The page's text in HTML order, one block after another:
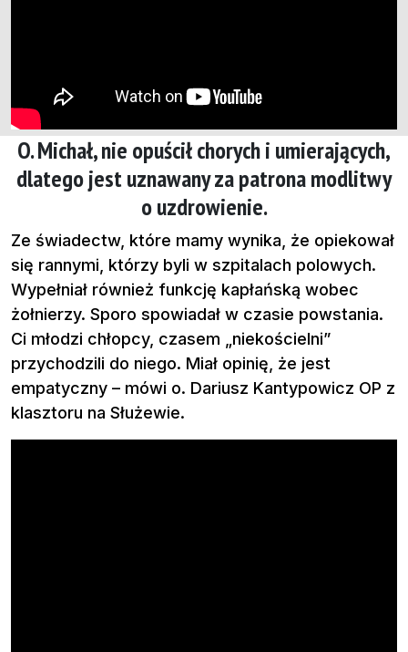
O. Michał, nie opuścił chorych i umierających,
dlatego jest uznawany za patrona modlitwy
o uzdrowienie.
Ze świadectw, które mamy wynika, że opiekował
się rannymi, którzy byli w szpitalach polowych.
Wypełniał również funkcję kapłańską wobec
żołnierzy. Sporo spowiadał w czasie powstania.
Ci młodzi chłopcy, czasem „niekościelni”
przychodzili do niego. Miał opinię, że jest
empatyczny – mówi o. Dariusz Kantypowicz OP z
klasztoru na Służewie.